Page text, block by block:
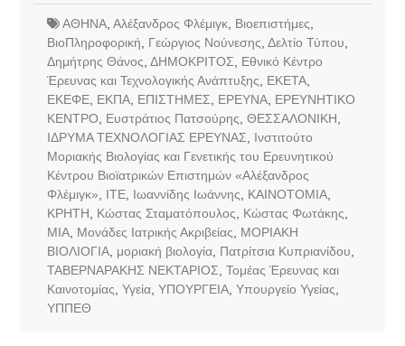
ΑΘΗΝΑ, Αλέξανδρος Φλέμιγκ, Βιοεπιστήμες
ΒιοΠληροφορική
Γεώργιος Νούνεσης Δελτίο Τύπου
Δημήτρης Θάνος ΔΗΜΟΚΡΙΤΟΣ
Εθνικό Κέντρο
Έρευνας και Τεχνολογικής Ανάπτυξης
ΕΚΕΤΑ,
ΕΚΕΦΕ, ΕΚΠΑ, ΕΠΙΣΤΗΜΕΣ ΕΡΕΥΝΑ, ΕΡΕΥΝΗΤΙΚΟ
ΚΕΝΤΡΟ
Ευστράτιος Πατσούρης ΘΕΣΣΑΛΟΝΙΚΗ
ΙΔΡΥΜΑ ΤΕΧΝΟΛΟΓΙΑΣ ΕΡΕΥΝΑΣ
Ινστιτούτο
Μοριακής Βιολογίας και Γενετικής του Ερευνητικού
Κέντρου Βιοϊατρικών Επιστημών «Αλέξανδρος
Φλέμιγκ»
ΙΤΕ, Ιωαννίδης Ιωάννης ΚΑΙΝΟΤΟΜΙΑ,
ΚΡΗΤΗ
Κώστας Σταματόπουλος Κώστας Φωτάκης
ΜΙΑ, Μονάδες Ιατρικής Ακριβείας
ΜΟΡΙΑΚΗ
ΒΙΟΛΙΟΓΙΑ, μοριακή βιολογία, Πατρίτσια Κυπριανίδου
ΤΑΒΕΡΝΑΡΑΚΗΣ ΝΕΚΤΑΡΙΟΣ Τομέας Έρευνας και
Καινοτομίας Υγεία, ΥΠΟΥΡΓΕΙΑ, Υπουργείο Υγείας
ΥΠΠΕΘ